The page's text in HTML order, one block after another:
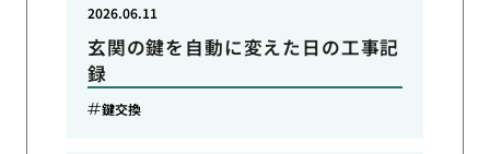
玄関の鍵を自動に変えた日の工事記
録
2026.06.11
鍵交換